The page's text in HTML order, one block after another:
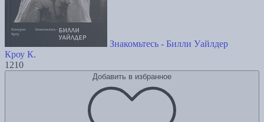
Знакомьтесь - Билли Уайлдер
Кроу К.
1210
Добавить в избранное